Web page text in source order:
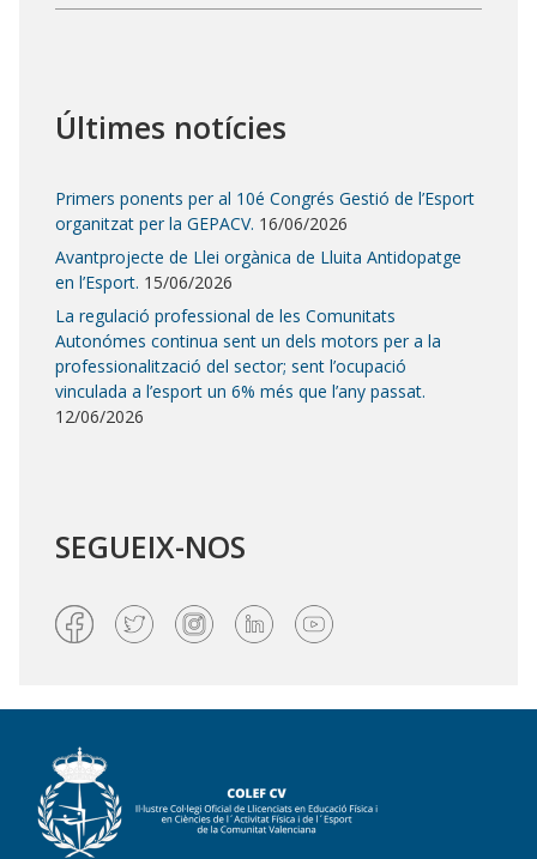
Últimes notícies
Primers ponents per al 10é Congrés Gestió de l’Esport
organitzat per la GEPACV. 16/06/2026
Avantprojecte de Llei orgànica de Lluita Antidopatge
en l’Esport. 15/06/2026
La regulació professional de les Comunitats
Autonómes continua sent un dels motors per a la
professionalització del sector; sent l’ocupació
vinculada a l’esport un 6% més que l’any passat.
12/06/2026
SEGUEIX-NOS